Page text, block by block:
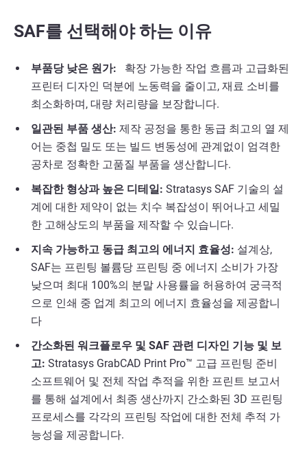
SAF를 선택해야 하는 이유
부품당 낮은 원가: 확장 가능한 작업 흐름과 고급화된
프린터 디자인 덕분에 노동력을 줄이고, 재료 소비를
최소화하며, 대량 처리량을 보장합니다.
일관된 부품 생산: 제작 공정을 통한 동급 최고의 열 제
어는 중첩 밀도 또는 빌드 변동성에 관계없이 엄격한
공차로 정확한 고품질 부품을 생산합니다.
복잡한 형상과 높은 디테일: Stratasys SAF 기술의 설
계에 대한 제약이 없는 치수 복잡성이 뛰어나고 세밀
한 고해상도의 부품을 제작할 수 있습니다.
지속 가능하고 동급 최고의 에너지 효율성: 설계상,
SAF는 프린팅 볼륨당 프린팅 중 에너지 소비가 가장
낮으며 최대 100%의 분말 사용률을 허용하여 궁극적
으로 인쇄 중 업계 최고의 에너지 효율성을 제공합니
다
간소화된 워크플로우 및 SAF 관련 디자인 기능 및 보
고: Stratasys GrabCAD Print Pro™ 고급 프린팅 준비
소프트웨어 및 전체 작업 추적을 위한 프린트 보고서
를 통해 설계에서 최종 생산까지 간소화된 3D 프린팅
프로세스를 각각의 프린팅 작업에 대한 전체 추적 가
능성을 제공합니다.